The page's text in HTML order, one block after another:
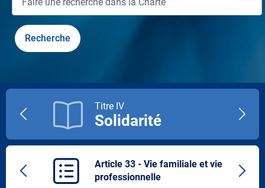
Titre IV
Solidarité
Previous
Article 33 - Vie familiale et vie
professionnelle